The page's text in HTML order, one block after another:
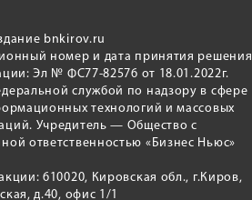
bnkirov.ru
номер и дата принятия решения
Эл № ФС77-82576 от 18.01.2022г.
службой по надзору в сфере
технологий и массовых
Учредитель — Общество с
ответственностью «Бизнес Ньюс»
610020, Кировская обл., г.Киров,
д.40, офис 1/1